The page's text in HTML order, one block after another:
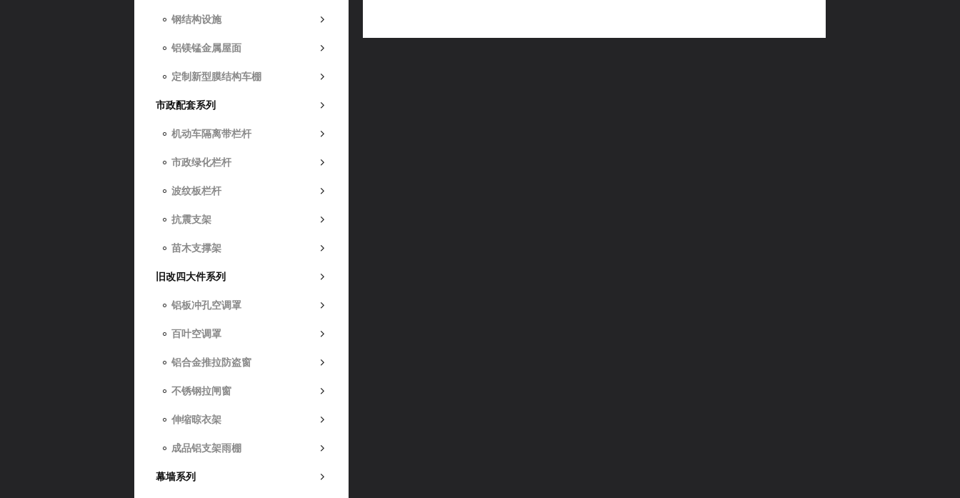
钢结构设施
铝镁锰金属屋面
定制新型膜结构车棚
市政配套系列
机动车隔离带栏杆
市政绿化栏杆
波纹板栏杆
抗震支架
苗木支撑架
旧改四大件系列
铝板冲孔空调罩
百叶空调罩
铝合金推拉防盗窗
不锈钢拉闸窗
伸缩晾衣架
成品铝支架雨棚
幕墙系列